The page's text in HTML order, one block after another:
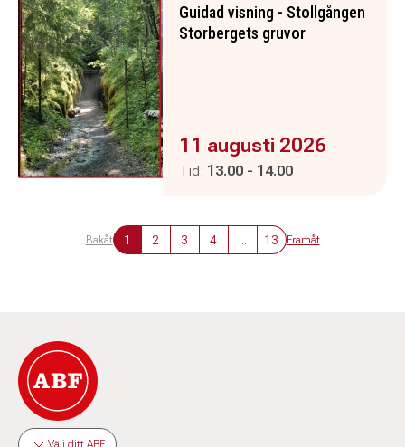
Guidad visning - Stollgången
Storbergets gruvor
Evenemanget är :
11 augusti 2026
Tid: Pågår mellan
13.00 - och
14.00
Bakåt 1 2 3 4 13 Framåt
Välj ditt ABF